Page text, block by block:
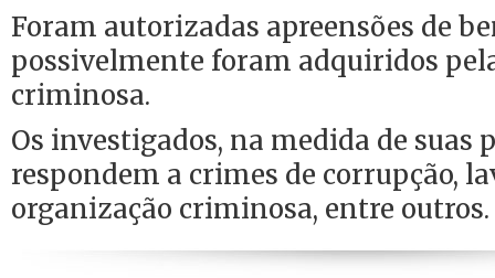
Foram autorizadas apreensões de
possivelmente foram adquiridos
criminosa.
Os investigados, na medida de suas
respondem a crimes de corrupção,
organização criminosa, entre outros.